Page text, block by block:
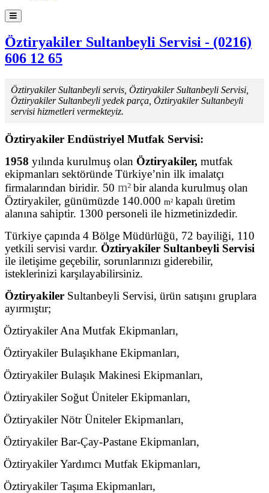
Öztiryakiler Sultanbeyli Servisi - (0216)
606 12 65
Öztiryakiler Sultanbeyli servis, Öztiryakiler Sultanbeyli Servisi,
Öztiryakiler Sultanbeyli yedek parça, Öztiryakiler Sultanbeyli
servisi hizmetleri vermekteyiz.
Öztiryakiler Endüstriyel Mutfak Servisi:
1958 yılında kurulmuş olan Öztiryakiler, mutfak
ekipmanları sektöründe Türkiye’nin ilk imalatçı
firmalarından biridir. 50 m²bir alanda kurulmuş olan
Öztiryakiler, günümüzde 140.000 m² kapalı üretim
alanına sahiptir. 1300 personeli ile hizmetinizdedir.
Türkiye çapında 4 Bölge Müdürlüğü, 72 bayiliği, 110
yetkili servisi vardır. Öztiryakiler Sultanbeyli Servisi
ile iletişime geçebilir, sorunlarınızı giderebilir,
isteklerinizi karşılayabilirsiniz.
Öztiryakiler Sultanbeyli Servisi, ürün satışını gruplara
ayırmıştır;
Öztiryakiler Ana Mutfak Ekipmanları,
Öztiryakiler Bulaşıkhane Ekipmanları,
Öztiryakiler Bulaşık Makinesi Ekipmanları,
Öztiryakiler Soğut Üniteler Ekipmanları,
Öztiryakiler Nötr Üniteler Ekipmanları,
Öztiryakiler Bar-Çay-Pastane Ekipmanları,
Öztiryakiler Yardımcı Mutfak Ekipmanları,
Öztiryakiler Taşıma Ekipmanları,